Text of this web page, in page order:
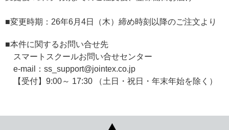
■変更時期：26年6月4日（木）締め時刻以降のご注文より
■本件に関するお問い合せ先
スマートスクールお問い合せセンター
e-mail：ss_support@jointex.co.jp
【受付】9:00～ 17:30 （土日・祝日・年末年始を除く）